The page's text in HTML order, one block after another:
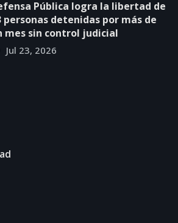
Pública logra la libertad de
personas detenidas por más de
mes sin control judicial
Jul 23, 2026